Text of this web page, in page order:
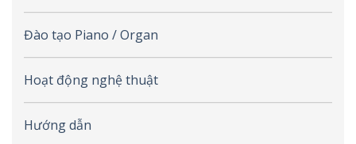
Đào tạo Piano / Organ
Hoạt động nghệ thuật
Hướng dẫn